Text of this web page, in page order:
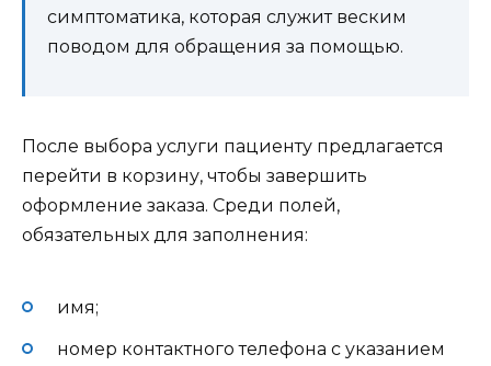
симптоматика, которая служит веским
поводом для обращения за помощью.
После выбора услуги пациенту предлагается
перейти в корзину, чтобы завершить
оформление заказа. Среди полей,
обязательных для заполнения:
имя;
номер контактного телефона с указанием